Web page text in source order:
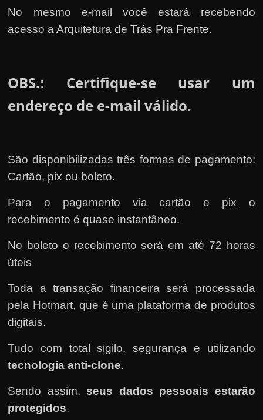
No mesmo e-mail você estará recebendo
acesso a Arquitetura de Trás Pra Frente.
OBS.:
Certifique-se usar um
endereço de e-mail válido.
São disponibilizadas três formas de pagamento:
Cartão, pix ou boleto.
Para o pagamento via cartão e pix o
recebimento é quase instantâneo.
No boleto o recebimento será em até 72 horas
úteis.
Toda a transação financeira será processada
pela Hotmart, que é uma plataforma de produtos
digitais.
Tudo com total sigilo, segurança e utilizando
tecnologia anti-clone.
Sendo assim, seus dados pessoais estarão
protegidos.